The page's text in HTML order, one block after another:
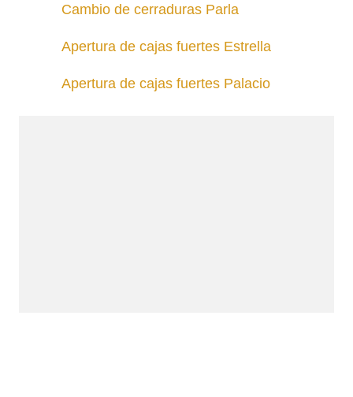
Cambio de cerraduras Parla
Apertura de cajas fuertes Estrella
Apertura de cajas fuertes Palacio